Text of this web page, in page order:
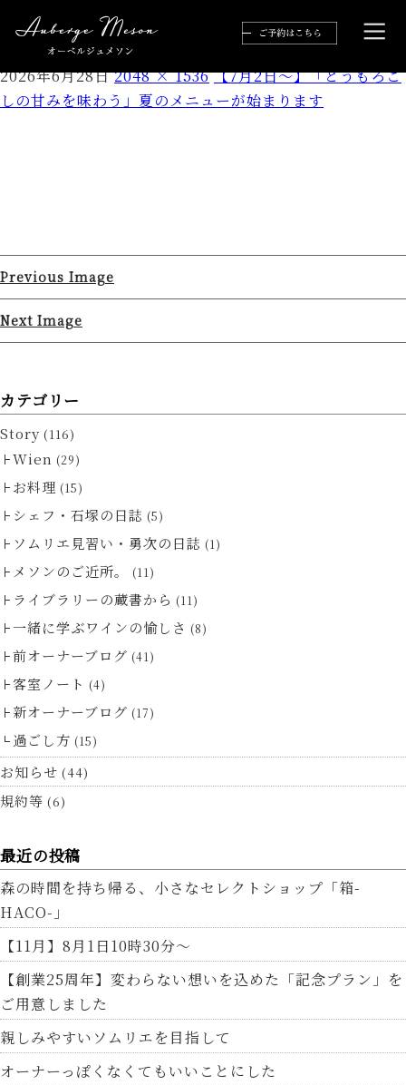
2026年6月28日 2048 × 1536 【7月2日～】「とうもろこ
しの甘みを味わう」夏のメニューが始まります
Previous Image
Next Image
カテゴリー
Story (116)
Wien (29)
お料理 (15)
シェフ・石塚の日誌 (5)
ソムリエ見習い・勇次の日誌 (1)
メソンのご近所。 (11)
ライブラリーの蔵書から (11)
一緒に学ぶワインの愉しさ (8)
前オーナーブログ (41)
客室ノート (4)
新オーナーブログ (17)
過ごし方 (15)
お知らせ (44)
規約等 (6)
最近の投稿
森の時間を持ち帰る、小さなセレクトショップ「箱-
HACO-」
【11月】8月1日10時30分～
【創業25周年】変わらない想いを込めた「記念プラン」を
ご用意しました
親しみやすいソムリエを目指して
オーナーっぽくなくてもいいことにした